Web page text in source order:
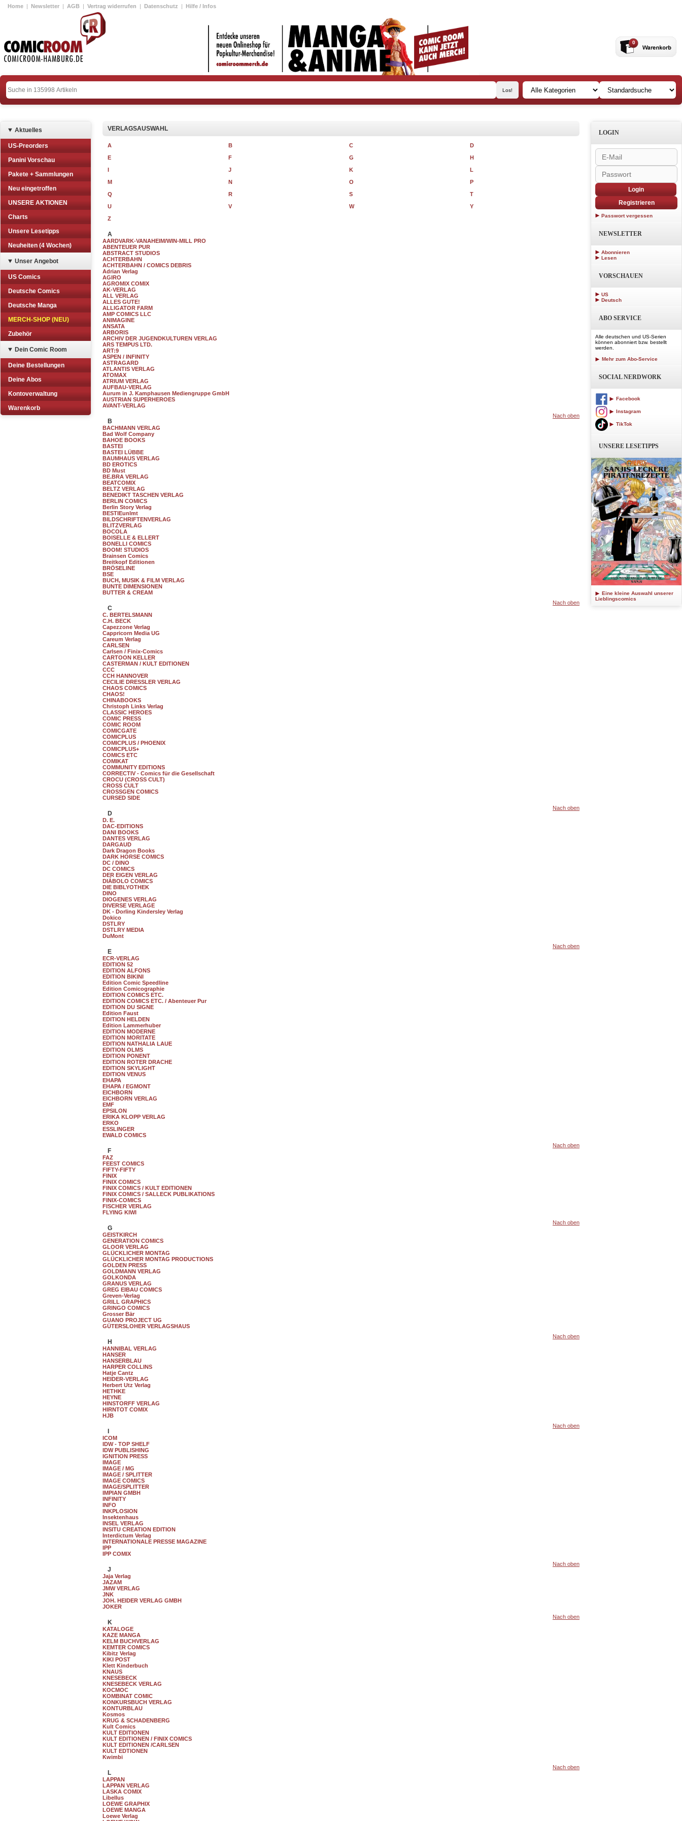
Home | Newsletter | AGB | Vertrag widerrufen | Datenschutz | Hilfe / Infos
0
Aktuelles
US-Preorders
Panini Vorschau
Pakete + Sammlungen
Neu eingetroffen
UNSERE AKTIONEN
Charts
Unsere Lesetipps
Neuheiten (4 Wochen)
Unser Angebot
US Comics
Deutsche Comics
Deutsche Manga
MERCH-SHOP (NEU)
Zubehör
Dein Comic Room
Deine Bestellungen
Deine Abos
Kontoverwaltung
Warenkorb
VERLAGSAUSWAHL
A B C
D
E
F G
H
I
J K
L
M
N O
P
Q
R S
T
U
V W
Y
Z
A
AARDVARK-VANAHEIM/WIN-MILL PRO
ABENTEUER PUR
ABSTRACT STUDIOS
ACHTERBAHN
ACHTERBAHN / COMICS DEBRIS
Adrian Verlag
AGIRO
AGROMIX COMIX
AK-VERLAG
ALL VERLAG
ALLES GUTE!
ALLIGATOR FARM
AMP COMICS LLC
ANIMAGINE
ANSATA
ARBORIS
ARCHIV DER JUGENDKULTUREN VERLAG
ARS TEMPUS LTD.
ART:9
ASPEN / INFINITY
ASTRAGARD
ATLANTIS VERLAG
ATOMAX
ATRIUM VERLAG
AUFBAU-VERLAG
Aurum in J. Kamphausen Mediengruppe GmbH
AUSTRIAN SUPERHEROES
AVANT-VERLAG
Nach oben
B
BACHMANN VERLAG
Bad Wolf Company
BAHOE BOOKS
BASTEI
BASTEI LÜBBE
BAUMHAUS VERLAG
BD EROTICS
BD Must
BE.BRA VERLAG
BEATCOMIX
BELTZ VERLAG
BENEDIKT TASCHEN VERLAG
BERLIN COMICS
Berlin Story Verlag
BESTIEunlmt
BILDSCHRIFTENVERLAG
BLITZVERLAG
BOCOLA
BOISELLE & ELLERT
BONELLI COMICS
BOOM! STUDIOS
Brainsen Comics
Breitkopf Editionen
BRÖSELINE
BSE
BUCH, MUSIK & FILM VERLAG
BUNTE DIMENSIONEN
BUTTER & CREAM
Nach oben
C
C. BERTELSMANN
C.H. BECK
Capezzone Verlag
Cappricorn Media UG
Careum Verlag
CARLSEN
Carlsen / Finix-Comics
CARTOON KELLER
CASTERMAN / KULT EDITIONEN
CCC
CCH HANNOVER
CECILIE DRESSLER VERLAG
CHAOS COMICS
CHAOS!
CHINABOOKS
Christoph Links Verlag
CLASSIC HEROES
COMIC PRESS
COMIC ROOM
COMICGATE
COMICPLUS
COMICPLUS / PHOENIX
COMICPLUS+
COMICS ETC
COMIKAT
COMMUNITY EDITIONS
CORRECTIV - Comics für die Gesellschaft
CROCU (CROSS CULT)
CROSS CULT
CROSSGEN COMICS
CURSED SIDE
Nach oben
D
D. E.
DAC-EDITIONS
DANI BOOKS
DANTES VERLAG
DARGAUD
Dark Dragon Books
DARK HORSE COMICS
DC / DINO
DC COMICS
DER EIGEN VERLAG
DIÁBOLO COMICS
DIE BIBLYOTHEK
DINO
DIOGENES VERLAG
DIVERSE VERLAGE
DK - Dorling Kindersley Verlag
Dokico
DSTLRY
DSTLRY MEDIA
DuMont
Nach oben
E
ECR-VERLAG
EDITION 52
EDITION ALFONS
EDITION BIKINI
Edition Comic Speedline
Edition Comicographie
EDITION COMICS ETC.
EDITION COMICS ETC. / Abenteuer Pur
EDITION DU SIGNE
Edition Faust
EDITION HELDEN
Edition Lammerhuber
EDITION MODERNE
EDITION MORITATE
EDITION NATHALIA LAUE
EDITION OLMS
EDITION PONENT
EDITION ROTER DRACHE
EDITION SKYLIGHT
EDITION VENUS
EHAPA
EHAPA / EGMONT
EICHBORN
EICHBORN VERLAG
EMF
EPSILON
ERIKA KLOPP VERLAG
ERKO
ESSLINGER
EWALD COMICS
Nach oben
F
FAZ
FEEST COMICS
FIFTY-FIFTY
FINIX
FINIX COMICS
FINIX COMICS / KULT EDITIONEN
FINIX COMICS / SALLECK PUBLIKATIONS
FINIX-COMICS
FISCHER VERLAG
FLYING KIWI
Nach oben
G
GEISTKIRCH
GENERATION COMICS
GLOOR VERLAG
GLÜCKLICHER MONTAG
GLÜCKLICHER MONTAG PRODUCTIONS
GOLDEN PRESS
GOLDMANN VERLAG
GOLKONDA
GRANUS VERLAG
GREG EIBAU COMICS
Greven-Verlag
GRILL GRAPHICS
GRINGO COMICS
Grosser Bär
GUANO PROJECT UG
GÜTERSLOHER VERLAGSHAUS
Nach oben
H
HANNIBAL VERLAG
HANSER
HANSERBLAU
HARPER COLLINS
Hatje Cantz
HEIDER-VERLAG
Herbert Utz Verlag
HETHKE
HEYNE
HINSTORFF VERLAG
HIRNTOT COMIX
HJB
Nach oben
ICOM
IDW - TOP SHELF
IDW PUBLISHING
IGNITION PRESS
IMAGE
IMAGE / MG
IMAGE / SPLITTER
IMAGE COMICS
IMAGE/SPLITTER
IMPIAN GMBH
INFINITY
INFO
INKPLOSION
Insektenhaus
INSEL VERLAG
INSITU CREATION EDITION
Interdictum Verlag
INTERNATIONALE PRESSE MAGAZINE
IPP
IPP COMIX
Nach oben
J
Jaja Verlag
JAZAM
JMW VERLAG
JNK
JOH. HEIDER VERLAG GMBH
JOKER
Nach oben
K
KATALOGE
KAZE MANGA
KELM BUCHVERLAG
KEMTER COMICS
Kibitz Verlag
KIKI POST
Klett Kinderbuch
KNAUS
KNESEBECK
KNESEBECK VERLAG
KOCMOC
KOMBINAT COMIC
KONKURSBUCH VERLAG
KONTURBLAU
Kosmos
KRUG & SCHADENBERG
Kult Comics
KULT EDITIONEN
KULT EDITIONEN / FINIX COMICS
KULT EDITIONEN /CARLSEN
KULT EDTIONEN
Kwimbi
Nach oben
L
LAPPAN
LAPPAN VERLAG
LASKA COMIX
Libellus
LOEWE GRAPHIX
LOEWE MANGA
Loewe Verlag
LOGIN
Login
Registrieren
Passwort vergessen
NEWSLETTER
Abonnieren
Lesen
VORSCHAUEN
US
Deutsch
ABO SERVICE
Alle deutschen und US-Serien
können abonniert bzw. bestellt
werden.
Mehr zum Abo-Service
SOCIAL NERDWORK
Facebook
Instagram
TikTok
UNSERE LESETIPPS
Eine kleine Auswahl unserer
Lieblingscomics